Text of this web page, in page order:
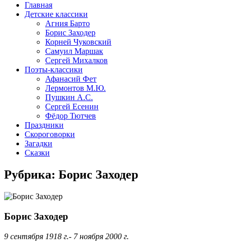
Главная
Детские классики
Агния Барто
Борис Заходер
Корней Чуковский
Самуил Маршак
Сергей Михалков
Поэты-классики
Афанасий Фет
Лермонтов М.Ю.
Пушкин А.С.
Сергей Есенин
Фёдор Тютчев
Праздники
Скороговорки
Загадки
Сказки
Рубрика: Борис Заходер
Борис Заходер
9 сентября 1918 г.- 7 ноября 2000 г.